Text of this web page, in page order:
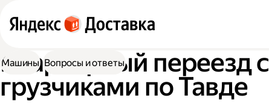
Квартирный переезд с
грузчиками по Тавде
Машины Вопросы и ответы